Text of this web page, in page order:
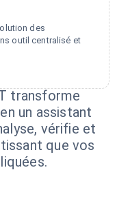
des
outil centralisé et
transforme
un assistant
vérifie et
que vos